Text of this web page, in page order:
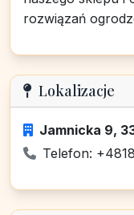
rozwiązań
Lokalizacje
Jamnicka 9,
Telefon: